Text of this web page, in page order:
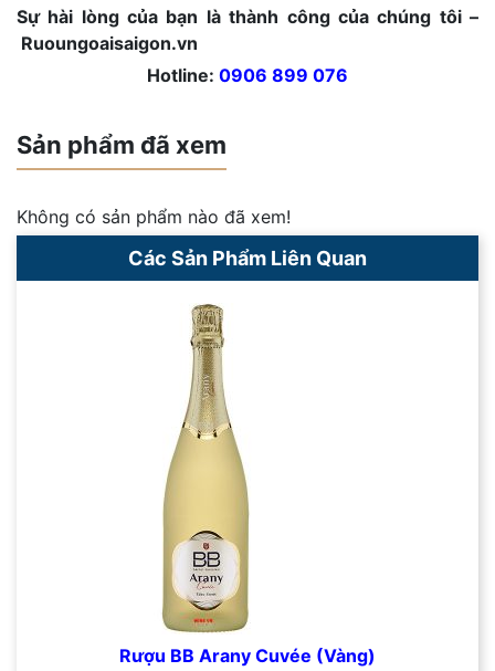
Sự hài lòng của bạn là thành công của chúng tôi –
Ruoungoaisaigon.vn
Hotline: 0906 899 076
Sản phẩm đã xem
Không có sản phẩm nào đã xem!
Các Sản Phẩm Liên Quan
Rượu BB Arany Cuvée (Vàng)